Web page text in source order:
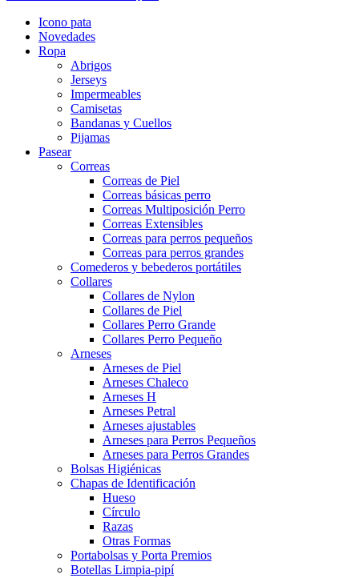
Icono pata
Novedades
Ropa
Abrigos
Jerseys
Impermeables
Camisetas
Bandanas y Cuellos
Pijamas
Pasear
Correas
Correas de Piel
Correas básicas perro
Correas Multiposición Perro
Correas Extensibles
Correas para perros pequeños
Correas para perros grandes
Comederos y bebederos portátiles
Collares
Collares de Nylon
Collares de Piel
Collares Perro Grande
Collares Perro Pequeño
Arneses
Arneses de Piel
Arneses Chaleco
Arneses H
Arneses Petral
Arneses ajustables
Arneses para Perros Pequeños
Arneses para Perros Grandes
Bolsas Higiénicas
Chapas de Identificación
Hueso
Círculo
Razas
Otras Formas
Portabolsas y Porta Premios
Botellas Limpia-pipí